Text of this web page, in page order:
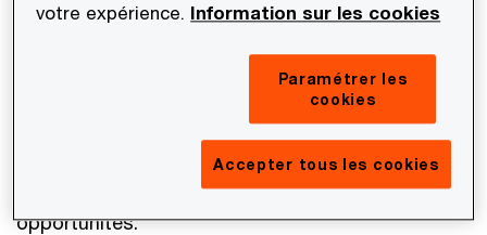
Autant de sujets très structurants, pour des
organisations en quête de réassurance dans un
environnement économique instable. Pour les
aborder au mieux, un accompagnement expert
est indispensable. Il permet d’effectuer les bons
choix, qui transformeront ces moments clés en
opportunités.
votre expérience. Information sur les cookies
Paramétrer les
cookies
Accepter tous les cookies